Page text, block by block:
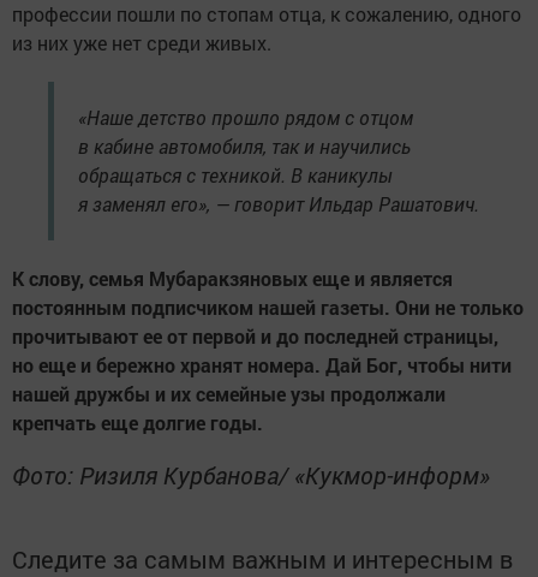
профессии пошли по стопам отца, к сожалению, одного
из них уже нет среди живых.
«Наше детство прошло рядом с отцом
в кабине автомобиля, так и научились
обращаться с техникой. В каникулы
я заменял его», — говорит Ильдар Рашатович.
К слову, семья Мубаракзяновых еще и является
постоянным подписчиком нашей газеты. Они не только
прочитывают ее от первой и до последней страницы,
но еще и бережно хранят номера. Дай Бог, чтобы нити
нашей дружбы и их семейные узы продолжали
крепчать еще долгие годы.
Фото: Ризиля Курбанова/ «Кукмор-информ»
Следите за самым важным и интересным в